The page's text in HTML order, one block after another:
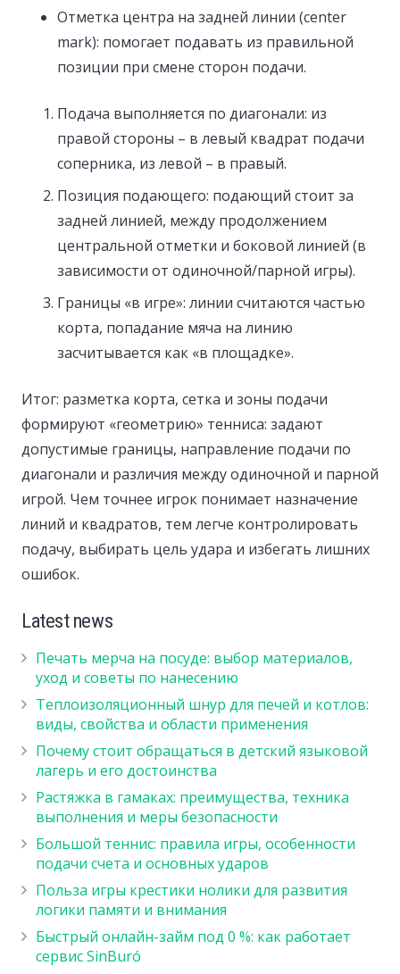
Отметка центра на задней линии (center
mark): помогает подавать из правильной
позиции при смене сторон подачи.
Подача выполняется по диагонали: из
правой стороны – в левый квадрат подачи
соперника, из левой – в правый.
Позиция подающего: подающий стоит за
задней линией, между продолжением
центральной отметки и боковой линией (в
зависимости от одиночной/парной игры).
Границы «в игре»: линии считаются частью
корта, попадание мяча на линию
засчитывается как «в площадке».
Итог: разметка корта, сетка и зоны подачи
формируют «геометрию» тенниса: задают
допустимые границы, направление подачи по
диагонали и различия между одиночной и парной
игрой. Чем точнее игрок понимает назначение
линий и квадратов, тем легче контролировать
подачу, выбирать цель удара и избегать лишних
ошибок.
Latest news
Печать мерча на посуде: выбор материалов,
уход и советы по нанесению
Теплоизоляционный шнур для печей и котлов:
виды, свойства и области применения
Почему стоит обращаться в детский языковой
лагерь и его достоинства
Растяжка в гамаках: преимущества, техника
выполнения и меры безопасности
Большой теннис: правила игры, особенности
подачи счета и основных ударов
Польза игры крестики нолики для развития
логики памяти и внимания
Быстрый онлайн-займ под 0 %: как работает
сервис SinBuró